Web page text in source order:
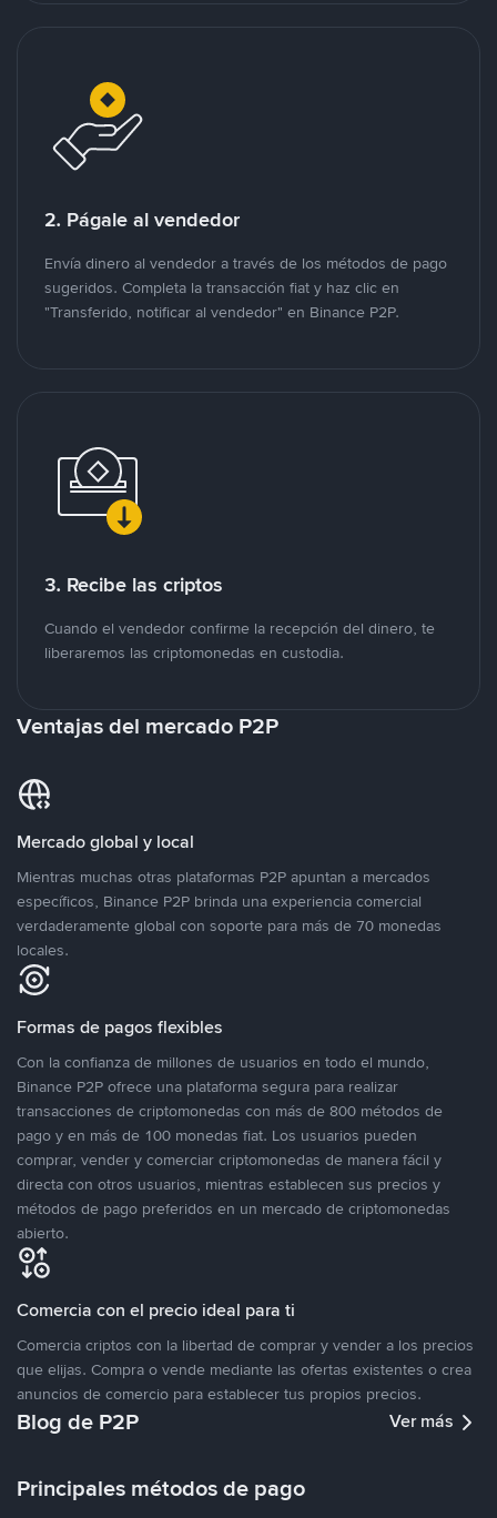
2. Págale al vendedor
Envía dinero al vendedor a través de los métodos de pago
sugeridos. Completa la transacción fiat y haz clic en
"Transferido, notificar al vendedor" en Binance P2P.
3. Recibe las criptos
Cuando el vendedor confirme la recepción del dinero, te
liberaremos las criptomonedas en custodia.
Ventajas del mercado P2P
Mercado global y local
Mientras muchas otras plataformas P2P apuntan a mercados
específicos, Binance P2P brinda una experiencia comercial
verdaderamente global con soporte para más de 70 monedas
locales.
Formas de pagos flexibles
Con la confianza de millones de usuarios en todo el mundo,
Binance P2P ofrece una plataforma segura para realizar
transacciones de criptomonedas con más de 800 métodos de
pago y en más de 100 monedas fiat. Los usuarios pueden
comprar, vender y comerciar criptomonedas de manera fácil y
directa con otros usuarios, mientras establecen sus precios y
métodos de pago preferidos en un mercado de criptomonedas
abierto.
Comercia con el precio ideal para ti
Comercia criptos con la libertad de comprar y vender a los precios
que elijas. Compra o vende mediante las ofertas existentes o crea
anuncios de comercio para establecer tus propios precios.
Blog de P2P Ver más
Principales métodos de pago